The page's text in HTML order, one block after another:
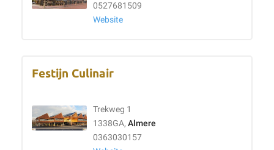
0527681509
Website
Festijn Culinair
Trekweg 1
1338GA, Almere
0363030157